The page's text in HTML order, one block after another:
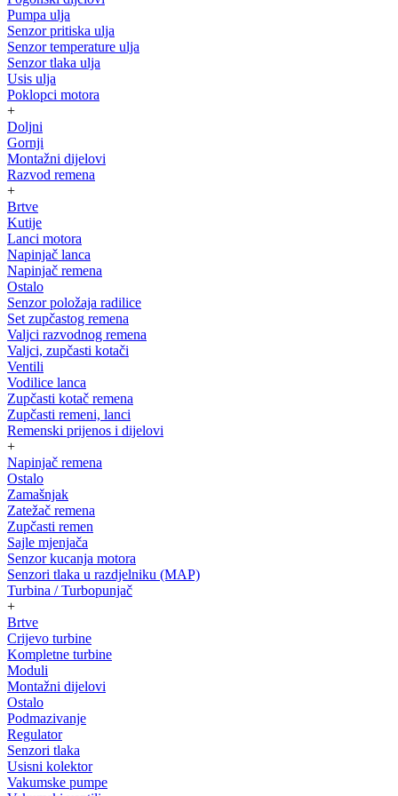
Pumpa ulja
Senzor pritiska ulja
Senzor temperature ulja
Senzor tlaka ulja
Usis ulja
Poklopci motora
+
Doljni
Gornji
Montažni dijelovi
Razvod remena
+
Brtve
Kutije
Lanci motora
Napinjač lanca
Napinjač remena
Ostalo
Senzor položaja radilice
Set zupčastog remena
Valjci razvodnog remena
Valjci, zupčasti kotači
Ventili
Vodilice lanca
Zupčasti kotač remena
Zupčasti remeni, lanci
Remenski prijenos i dijelovi
+
Napinjač remena
Ostalo
Zamašnjak
Zatežač remena
Zupčasti remen
Sajle mjenjača
Senzor kucanja motora
Senzori tlaka u razdjelniku (MAP)
Turbina / Turbopunjač
+
Brtve
Crijevo turbine
Kompletne turbine
Moduli
Montažni dijelovi
Ostalo
Podmazivanje
Regulator
Senzori tlaka
Usisni kolektor
Vakumske pumpe